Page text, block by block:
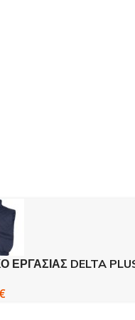
ΕΡΓΑΣΙΑΣ DELTA